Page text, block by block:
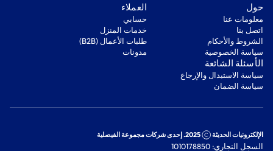
‫حول‬
معلومات عنا
اتصل بنا
‫الشروط والأحكام‬
‫سياسة الخصوصية‬
‫العملاء‬
‫حسابي‬
‫خدمات المنزل‬
‫طلبات الأعمال (B2B)‬
مدونات
‫الأسئلة الشائعة‬
‫سياسة الاستبدال والإرجاع‬
‫سياسة الضمان‬
الإلكترونيات الحديثة 2025. إحدى شركات مجموعة الفيصلية
السجل التجاري: 1010178850